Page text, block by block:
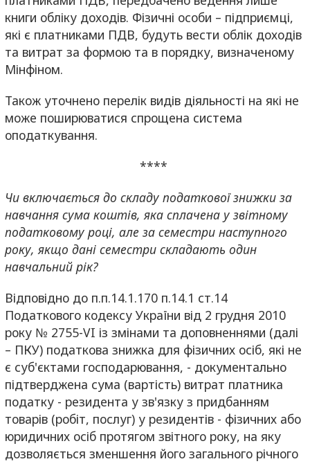
книги обліку доходів. Фізичні особи – підприємці,
які є платниками ПДВ, будуть вести облік доходів
та витрат за формою та в порядку, визначеному
Мінфіном.
Також уточнено перелік видів діяльності на які не
може поширюватися спрощена система
оподаткування.
****
Чи включається до складу податкової знижки за
навчання сума коштів, яка сплачена у звітному
податковому році, але за семестри наступного
року, якщо дані семестри складають один
навчальний рік?
Відповідно до п.п.14.1.170 п.14.1 ст.14
Податкового кодексу України від 2 грудня 2010
року № 2755-VI із змінами та доповненнями (далі
– ПКУ) податкова знижка для фізичних осіб, які не
є суб'єктами господарювання, - документально
підтверджена сума (вартість) витрат платника
податку - резидента у зв'язку з придбанням
товарів (робіт, послуг) у резидентів - фізичних або
юридичних осіб протягом звітного року, на яку
дозволяється зменшення його загального річного